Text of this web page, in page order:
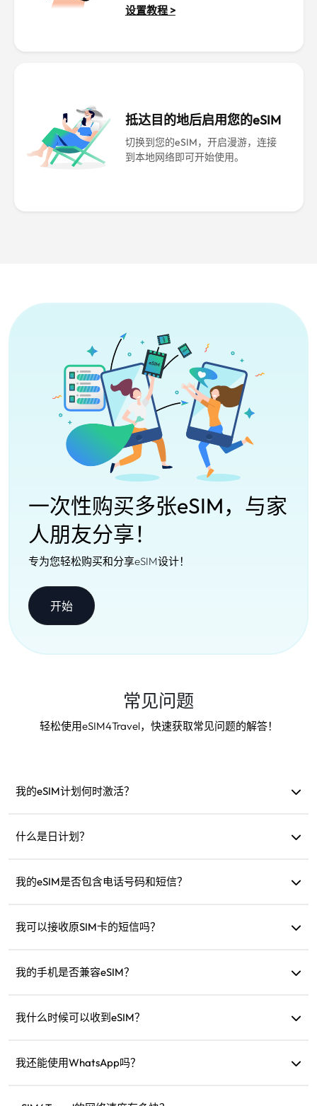
设置教程 >
抵达目的地后启用您的eSIM
切换到您的eSIM，开启漫游，连接
到本地网络即可开始使用。
一次性购买多张eSIM，与家
人朋友分享！
专为您轻松购买和分享eSIM设计！
开始
常见问题
轻松使用eSIM4Travel，快速获取常见问题的解答！
我的eSIM计划何时激活？
什么是日计划？
天流量用完，速度会降至128kbps，无需担心一次性用完流
我的eSIM是否包含电话号码和短信？
讯。
我可以接收原SIM卡的短信吗？
卡通知。
我的手机是否兼容eSIM？
eSIM。
我什么时候可以收到eSIM？
我还能使用WhatsApp吗？